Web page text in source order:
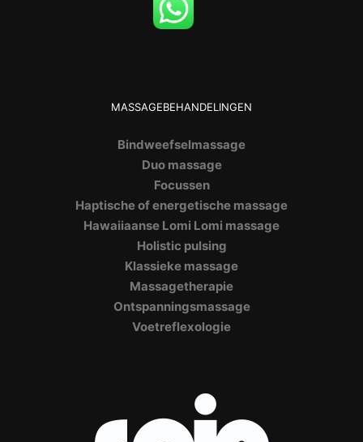
MASSAGEBEHANDELINGEN
Bindweefselmassage
Duo massage
Focussen
Haptische of energetische massage
Hawaiiaanse Lomi Lomi massage
Holistic pulsing
Klassieke massage
Massagetherapie
Ontspanningsmassage
Voetreflexologie